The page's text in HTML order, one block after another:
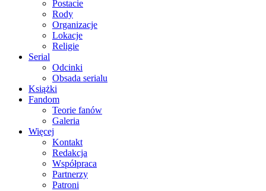
Postacie
Rody
Organizacje
Lokacje
Religie
Serial
Odcinki
Obsada serialu
Książki
Fandom
Teorie fanów
Galeria
Więcej
Kontakt
Redakcja
Współpraca
Partnerzy
Patroni